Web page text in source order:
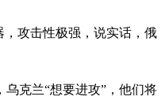
，攻击性极强，说实话，俄
克兰“想要进攻”，他们将